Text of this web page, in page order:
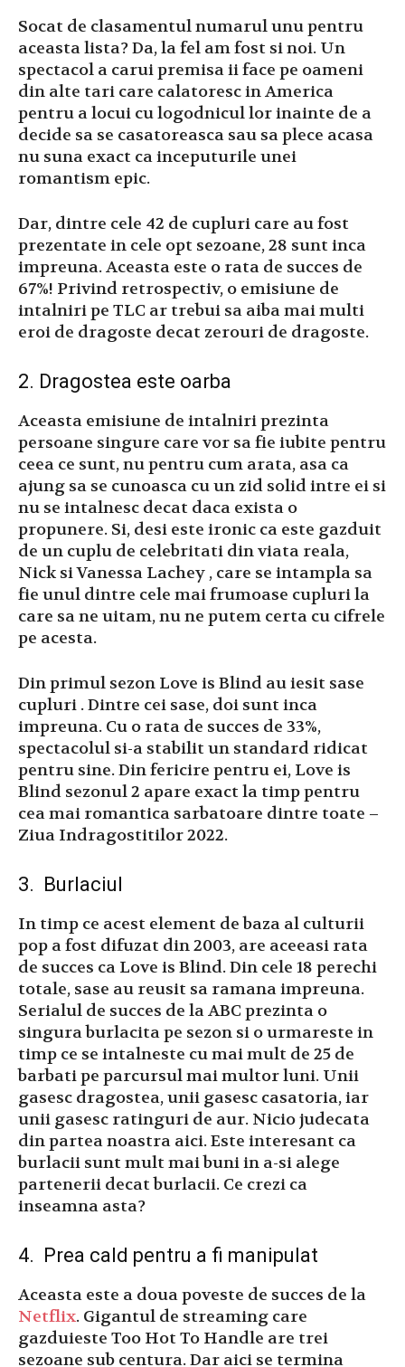
Socat de clasamentul numarul unu pentru
aceasta lista? Da, la fel am fost si noi. Un
spectacol a carui premisa ii face pe oameni
din alte tari care calatoresc in America
pentru a locui cu logodnicul lor inainte de a
decide sa se casatoreasca sau sa plece acasa
nu suna exact ca inceputurile unei
romantism epic.
Dar, dintre cele 42 de cupluri care au fost
prezentate in cele opt sezoane, 28 sunt inca
impreuna. Aceasta este o rata de succes de
67%! Privind retrospectiv, o emisiune de
intalniri pe TLC ar trebui sa aiba mai multi
eroi de dragoste decat zerouri de dragoste.
2. Dragostea este oarba
Aceasta emisiune de intalniri prezinta
persoane singure care vor sa fie iubite pentru
ceea ce sunt, nu pentru cum arata, asa ca
ajung sa se cunoasca cu un zid solid intre ei si
nu se intalnesc decat daca exista o
propunere. Si, desi este ironic ca este gazduit
de un cuplu de celebritati din viata reala,
Nick si Vanessa Lachey , care se intampla sa
fie unul dintre cele mai frumoase cupluri la
care sa ne uitam, nu ne putem certa cu cifrele
pe acesta.
Din primul sezon Love is Blind au iesit sase
cupluri . Dintre cei sase, doi sunt inca
impreuna. Cu o rata de succes de 33%,
spectacolul si-a stabilit un standard ridicat
pentru sine. Din fericire pentru ei, Love is
Blind sezonul 2 apare exact la timp pentru
cea mai romantica sarbatoare dintre toate –
Ziua Indragostitilor 2022.
3. Burlaciul
In timp ce acest element de baza al culturii
pop a fost difuzat din 2003, are aceeasi rata
de succes ca Love is Blind. Din cele 18 perechi
totale, sase au reusit sa ramana impreuna.
Serialul de succes de la ABC prezinta o
singura burlacita pe sezon si o urmareste in
timp ce se intalneste cu mai mult de 25 de
barbati pe parcursul mai multor luni. Unii
gasesc dragostea, unii gasesc casatoria, iar
unii gasesc ratinguri de aur. Nicio judecata
din partea noastra aici. Este interesant ca
burlacii sunt mult mai buni in a-si alege
partenerii decat burlacii. Ce crezi ca
inseamna asta?
4. Prea cald pentru a fi manipulat
Aceasta este a doua poveste de succes de la
Netflix. Gigantul de streaming care
gazduieste Too Hot To Handle are trei
sezoane sub centura. Dar aici se termina